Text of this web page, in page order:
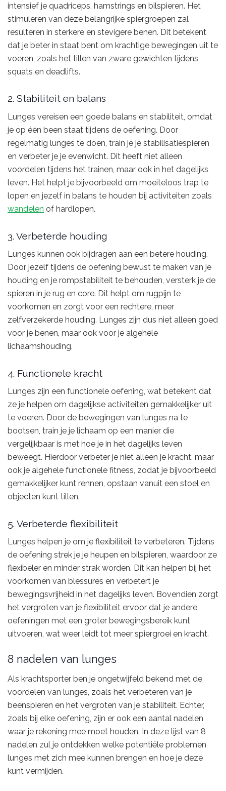
intensief je quadriceps, hamstrings en bilspieren. Het
stimuleren van deze belangrijke spiergroepen zal
resulteren in sterkere en stevigere benen. Dit betekent
dat je beter in staat bent om krachtige bewegingen uit te
voeren, zoals het tillen van zware gewichten tijdens
squats en deadlifts.
2. Stabiliteit en balans
Lunges vereisen een goede balans en stabiliteit, omdat
je op één been staat tijdens de oefening. Door
regelmatig lunges te doen, train je je stabilisatiespieren
en verbeter je je evenwicht. Dit heeft niet alleen
voordelen tijdens het trainen, maar ook in het dagelijks
leven. Het helpt je bijvoorbeeld om moeiteloos trap te
lopen en jezelf in balans te houden bij activiteiten zoals
wandelen of hardlopen.
3. Verbeterde houding
Lunges kunnen ook bijdragen aan een betere houding.
Door jezelf tijdens de oefening bewust te maken van je
houding en je rompstabiliteit te behouden, versterk je de
spieren in je rug en core. Dit helpt om rugpijn te
voorkomen en zorgt voor een rechtere, meer
zelfverzekerde houding. Lunges zijn dus niet alleen goed
voor je benen, maar ook voor je algehele
lichaamshouding.
4. Functionele kracht
Lunges zijn een functionele oefening, wat betekent dat
ze je helpen om dagelijkse activiteiten gemakkelijker uit
te voeren. Door de bewegingen van lunges na te
bootsen, train je je lichaam op een manier die
vergelijkbaar is met hoe je in het dagelijks leven
beweegt. Hierdoor verbeter je niet alleen je kracht, maar
ook je algehele functionele fitness, zodat je bijvoorbeeld
gemakkelijker kunt rennen, opstaan vanuit een stoel en
objecten kunt tillen.
5. Verbeterde flexibiliteit
Lunges helpen je om je flexibiliteit te verbeteren. Tijdens
de oefening strek je je heupen en bilspieren, waardoor ze
flexibeler en minder strak worden. Dit kan helpen bij het
voorkomen van blessures en verbetert je
bewegingsvrijheid in het dagelijks leven. Bovendien zorgt
het vergroten van je flexibiliteit ervoor dat je andere
oefeningen met een groter bewegingsbereik kunt
uitvoeren, wat weer leidt tot meer spiergroei en kracht.
8 nadelen van lunges
Als krachtsporter ben je ongetwijfeld bekend met de
voordelen van lunges, zoals het verbeteren van je
beenspieren en het vergroten van je stabiliteit. Echter,
zoals bij elke oefening, zijn er ook een aantal nadelen
waar je rekening mee moet houden. In deze lijst van 8
nadelen zul je ontdekken welke potentiële problemen
lunges met zich mee kunnen brengen en hoe je deze
kunt vermijden.